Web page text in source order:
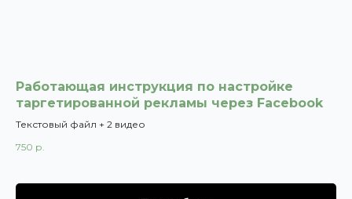
Работающая инструкция по настройке
таргетированной рекламы через Facebook
Текстовый файл + 2 видео
750 р.